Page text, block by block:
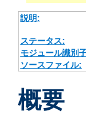
説明:
ステータス:
モジュール識別
ソースファイル:
概要